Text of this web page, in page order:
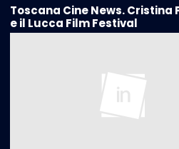
Toscana Cine News. Cristina
e il Lucca Film Festival